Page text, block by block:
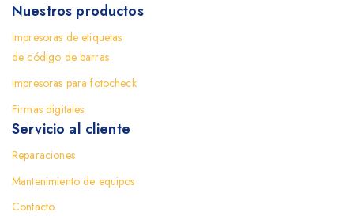
Nuestros productos
Impresoras de etiquetas
de código de barras
Impresoras para fotocheck
Firmas digitales
Servicio al cliente
Reparaciones
Mantenimiento de equipos
Contacto